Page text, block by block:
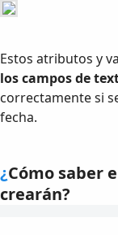
Estos atributos y
los campos de
correctamente si
fecha.
¿Cómo saber
crearán?